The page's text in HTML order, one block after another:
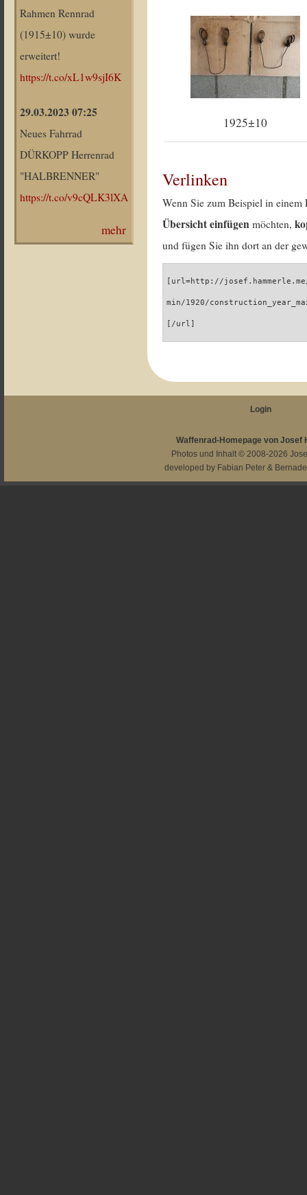
Rahmen Rennrad
(1915±10) wurde
erweitert!
https://t.co/xL1w9sjI6K
29.03.2023 07:25
Neues Fahrrad
DÜRKOPP Herrenrad
"HALBRENNER"
https://t.co/v9cQLK3lXA
mehr
1925±10
Verlinken
Wenn Sie zum Beispiel in
Übersicht einfügen möchten,
und fügen Sie ihn dort an der
[url=http://
min/1920/
[/url]
Login
Waffenrad-Homepage von Josef
Photos und Inhalt © 2008-2026
developed by Fabian Peter &